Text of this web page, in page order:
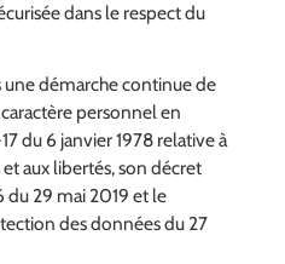
dans le respect du
une démarche continue de
personnel en
du 6 janvier 1978 relative à
aux libertés, son décret
du 29 mai 2019 et le
des données du 27